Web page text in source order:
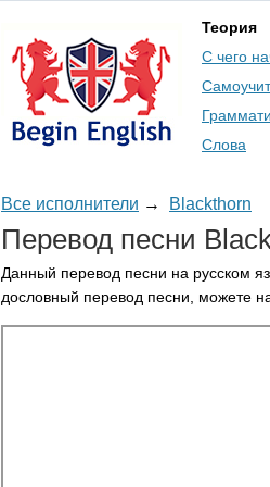
Теория
С чего
Слова
Все исполнители → Blackthorn
Перевод песни
Данный перевод песни на русском
дословный перевод песни, можете